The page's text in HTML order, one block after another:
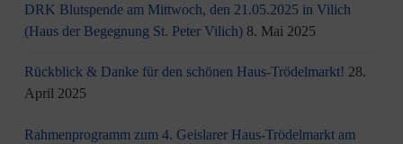
DRK Blutspende am Mittwoch, den 21.05.2025 in Vilich
(Haus der Begegnung St. Peter Vilich) 8. Mai 2025
Rückblick & Danke für den schönen Haus-Trödelmarkt! 28.
April 2025
Rahmenprogramm zum 4. Geislarer Haus-Trödelmarkt am